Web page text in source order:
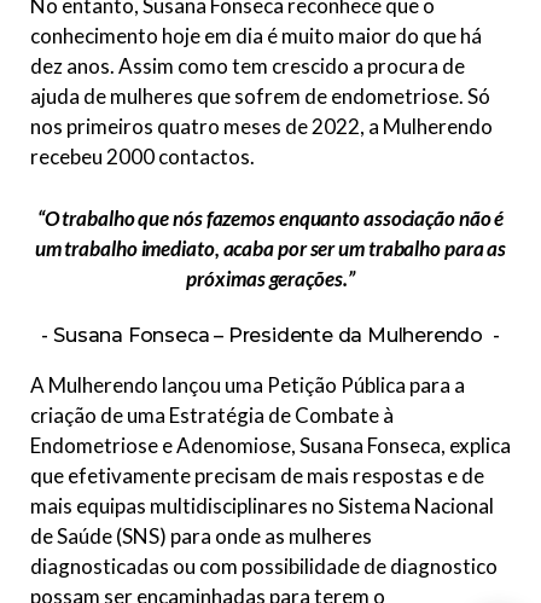
No entanto, Susana Fonseca reconhece que o
conhecimento hoje em dia é muito maior do que há
dez anos. Assim como tem crescido a procura de
ajuda de mulheres que sofrem de endometriose. Só
nos primeiros quatro meses de 2022, a Mulherendo
recebeu 2000 contactos.
“O trabalho que nós fazemos enquanto associação não é
um trabalho imediato, acaba por ser um trabalho para as
próximas gerações.”
Susana Fonseca – Presidente da Mulherendo
A Mulherendo lançou uma Petição Pública para a
criação de uma Estratégia de Combate à
Endometriose e Adenomiose, Susana Fonseca, explica
que efetivamente precisam de mais respostas e de
mais equipas multidisciplinares no Sistema Nacional
de Saúde (SNS) para onde as mulheres
diagnosticadas ou com possibilidade de diagnostico
possam ser encaminhadas para terem o